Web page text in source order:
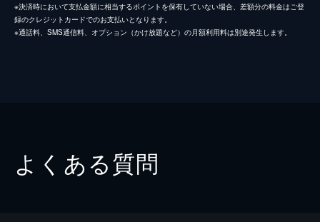
※決済時において支払金額に相当するポイントを保有していない場合、差額分の料金はご登
録のクレジットカードでのお支払いとなります。
※通話料、SMS通信料、オプション（かけ放題など）の月額利用料は別途発生します。
よくある質問